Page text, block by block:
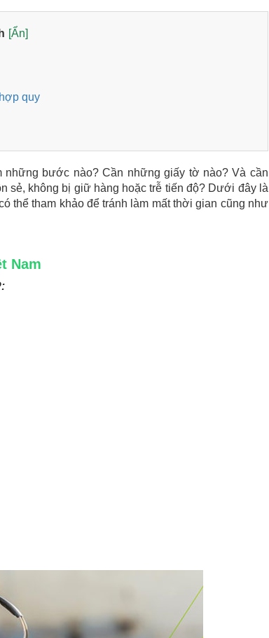
[Ẩn]
quy
những bước nào? Cần những giấy tờ nào? Và cần
sẻ, không bị giữ hàng hoặc trễ tiến độ? Dưới đây là
thể tham khảo để tránh làm mất thời gian cũng như
Nam